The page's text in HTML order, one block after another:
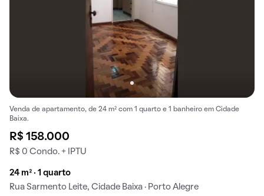
Venda de apartamento, de 24 m² com 1 quarto e 1 banheiro em Cidade
Baixa.
R$ 158.000
R$ 0 Condo. + IPTU
24 m² · 1 quarto
Rua Sarmento Leite, Cidade Baixa · Porto Alegre